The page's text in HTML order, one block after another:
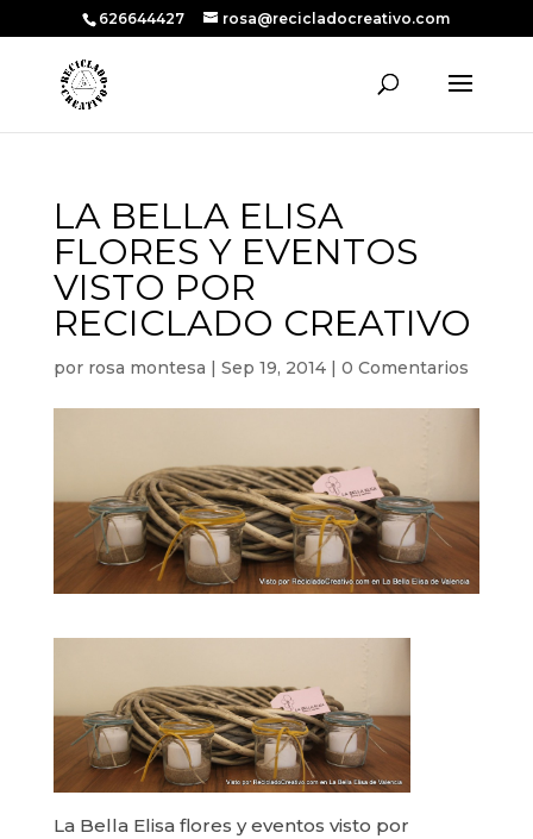
626644427 rosa@recicladocreativo.com
LA BELLA ELISA
FLORES Y EVENTOS
VISTO POR
RECICLADO CREATIVO
por rosa montesa | Sep 19, 2014| 0 Comentarios
La Bella Elisa flores y eventos visto por